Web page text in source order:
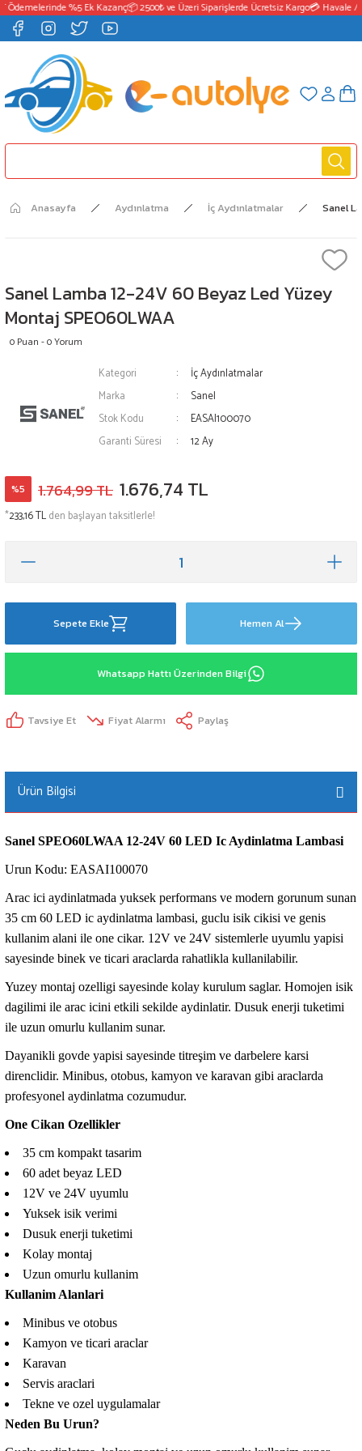
%5 Ek Kazanç📦 2500₺ ve Üzeri Siparişlerde Ücretsiz Kargo💳 Havale /
Anasayfa Aydınlatma İç Aydınlatmalar Sanel
Sanel Lamba 12-24V 60 Beyaz Led Yüzey
Montaj SPEO60LWAA
0 Puan - 0 Yorum
Kategori
İç Aydınlatmalar
Marka
Sanel
Stok Kodu
EASAI100070
Garanti Süresi
12 Ay
%5 1.764,99 TL 1.676,74 TL
*233,16 TLden başlayan taksitlerle!
Sepete Ekle Hemen Al
Whatsapp Hattı Üzerinden Bilgi
Tavsiye Et Fiyat Alarmı Paylaş
Ürün Bilgisi
Sanel SPEO60LWAA 12-24V 60 LED Ic Aydinlatma Lambasi
Urun Kodu: EASAI100070
Arac ici aydinlatmada yuksek performans ve modern gorunum sunan
35 cm 60 LED ic aydinlatma lambasi, guclu isik cikisi ve genis
kullanim alani ile one cikar. 12V ve 24V sistemlerle uyumlu yapisi
sayesinde binek ve ticari araclarda rahatlikla kullanilabilir.
Yuzey montaj ozelligi sayesinde kolay kurulum saglar. Homojen isik
dagilimi ile arac icini etkili sekilde aydinlatir. Dusuk enerji tuketimi
ile uzun omurlu kullanim sunar.
Dayanikli govde yapisi sayesinde titreşim ve darbelere karsi
direnclidir. Minibus, otobus, kamyon ve karavan gibi araclarda
profesyonel aydinlatma cozumudur.
One Cikan Ozellikler
35 cm kompakt tasarim
60 adet beyaz LED
12V ve 24V uyumlu
Yuksek isik verimi
Dusuk enerji tuketimi
Kolay montaj
Uzun omurlu kullanim
Kullanim Alanlari
Minibus ve otobus
Kamyon ve ticari araclar
Karavan
Servis araclari
Tekne ve ozel uygulamalar
Neden Bu Urun?